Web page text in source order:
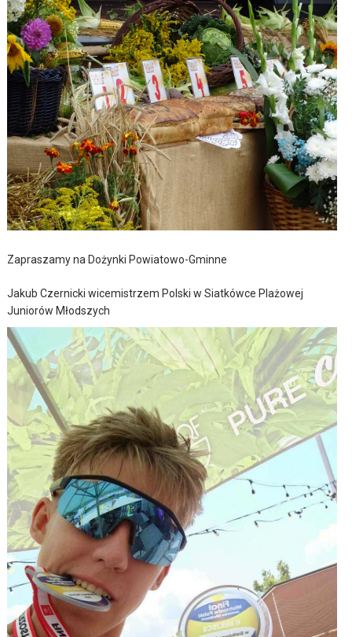
Zapraszamy na Dożynki Powiatowo-Gminne
Jakub Czernicki wicemistrzem Polski w Siatkówce Plażowej
Juniorów Młodszych